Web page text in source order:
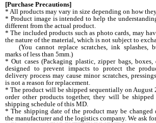
[Purchase Precautions]
* All products may vary in size depending on how
* Product image is intended to help the
different from the actual product.
* The included products such as photo cards, may
the nature of the material, which is not subject to
(You cannot replace scratches, ink splashes,
marks of less than 5mm.)
* Out cases (Packaging plastic, zipper bags,
designed to prevent impacts to protect the
delivery process may cause minor scratches,
is not a reason for replacement.
* The product will be shipped sequentially on August
order other products together, they will be
shipping schedule of this MD.
* The shipping date of the product may be
the manufacturer and the logistics company. We ask